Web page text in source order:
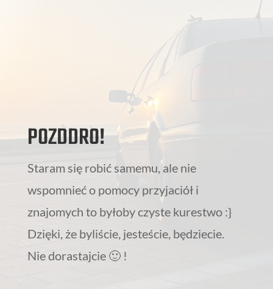
POZDDRO!
Staram się robić samemu, ale nie
wspomnieć o pomocy przyjaciół i
znajomych to byłoby czyste kurestwo :}
Dzięki, że byliście, jesteście, będziecie.
Nie dorastajcie 🙂 !